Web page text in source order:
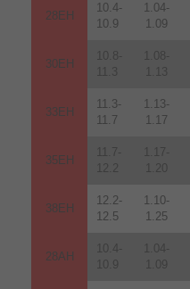
28EH
10.4-
10.9
1.04-
1.09
30EH
10.8-
11.3
1.08-
1.13
33EH
11.3-
11.7
1.13-
1.17
35EH
11.7-
12.2
1.17-
1.20
38EH
12.2-
12.5
1.10-
1.25
28AH
10.4-
10.9
1.04-
1.09